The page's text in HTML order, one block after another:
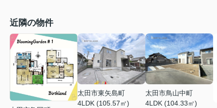
近隣の物件
太田市東矢島町
4LDK (105.57㎡)
太田市鳥山中町
4LDK (104.33㎡)